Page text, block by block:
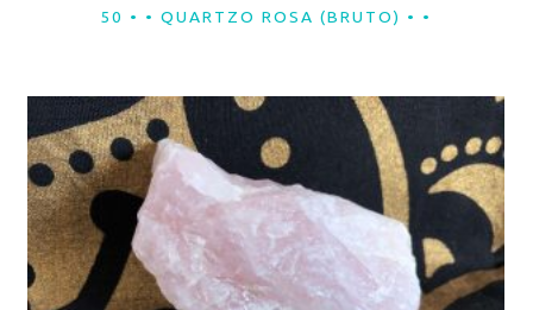
LER MAIS
50 • • QUARTZO ROSA (BRUTO) • •